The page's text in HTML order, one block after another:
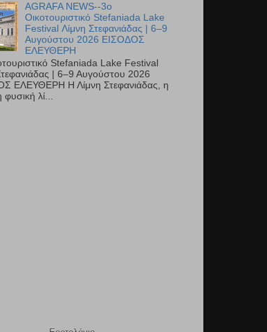
AGRAFA NEWS--3ο
Οικοτουριστικό Stefaniada Lake
Festival Λίμνη Στεφανιάδας | 6–9
Αυγούστου 2026 ΕΙΣΟΔΟΣ
ΕΛΕΥΘΕΡΗ
Stefaniada Lake Festival
| 6–9 Αυγούστου 2026
ΕΛΕΥΘΕΡΗ Η Λίμνη Στεφανιάδας, η
φυσική λί...